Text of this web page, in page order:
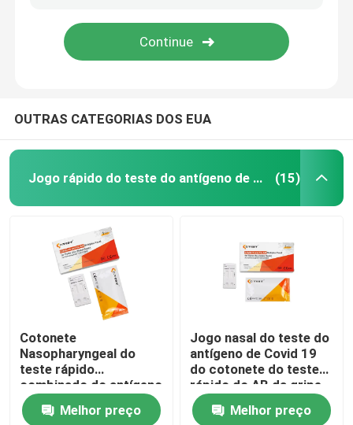
OUTRAS CATEGORIAS DOS EUA
Jogo rápido do teste do antígeno de Covid 19 (15)
Cotonete
Nasopharyngeal do
teste rápido
combinado do antígeno
do AB da gripe SARS-
CoV-2 Melhor preço
Jogo nasal do teste do
antígeno de Covid 19
do cotonete do teste
rápido do AB da gripe
do CE SARS-CoV-2
Melhor preço